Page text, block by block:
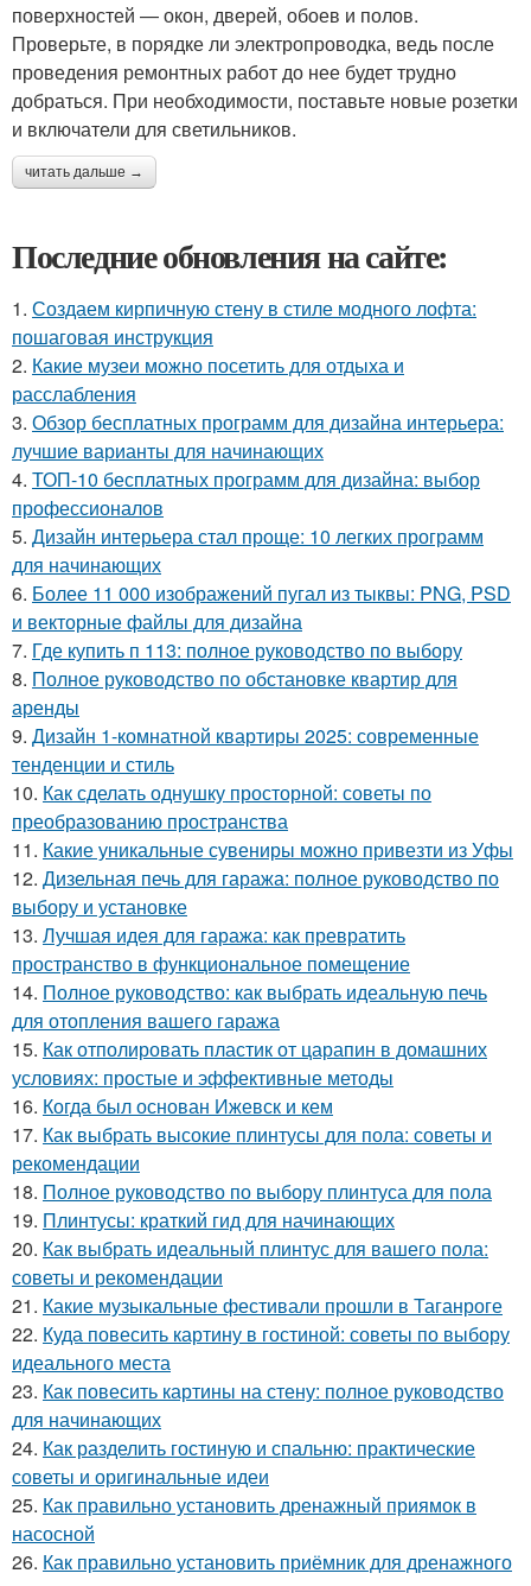
поверхностей — окон, дверей, обоев и полов.
Проверьте, в порядке ли электропроводка, ведь после
проведения ремонтных работ до нее будет трудно
добраться. При необходимости, поставьте новые розетки
и включатели для светильников.
читать дальше →
Последние обновления на сайте:
1. Создаем кирпичную стену в стиле модного лофта:
пошаговая инструкция
2. Какие музеи можно посетить для отдыха и
расслабления
3. Обзор бесплатных программ для дизайна интерьера:
лучшие варианты для начинающих
4. ТОП-10 бесплатных программ для дизайна: выбор
профессионалов
5. Дизайн интерьера стал проще: 10 легких программ
для начинающих
6. Более 11 000 изображений пугал из тыквы: PNG, PSD
и векторные файлы для дизайна
7. Где купить п 113: полное руководство по выбору
8. Полное руководство по обстановке квартир для
аренды
9. Дизайн 1-комнатной квартиры 2025: современные
тенденции и стиль
10. Как сделать однушку просторной: советы по
преобразованию пространства
11. Какие уникальные сувениры можно привезти из Уфы
12. Дизельная печь для гаража: полное руководство по
выбору и установке
13. Лучшая идея для гаража: как превратить
пространство в функциональное помещение
14. Полное руководство: как выбрать идеальную печь
для отопления вашего гаража
15. Как отполировать пластик от царапин в домашних
условиях: простые и эффективные методы
16. Когда был основан Ижевск и кем
17. Как выбрать высокие плинтусы для пола: советы и
рекомендации
18. Полное руководство по выбору плинтуса для пола
19. Плинтусы: краткий гид для начинающих
20. Как выбрать идеальный плинтус для вашего пола:
советы и рекомендации
21. Какие музыкальные фестивали прошли в Таганроге
22. Куда повесить картину в гостиной: советы по выбору
идеального места
23. Как повесить картины на стену: полное руководство
для начинающих
24. Как разделить гостиную и спальню: практические
советы и оригинальные идеи
25. Как правильно установить дренажный приямок в
насосной
26. Как правильно установить приёмник для дренажного